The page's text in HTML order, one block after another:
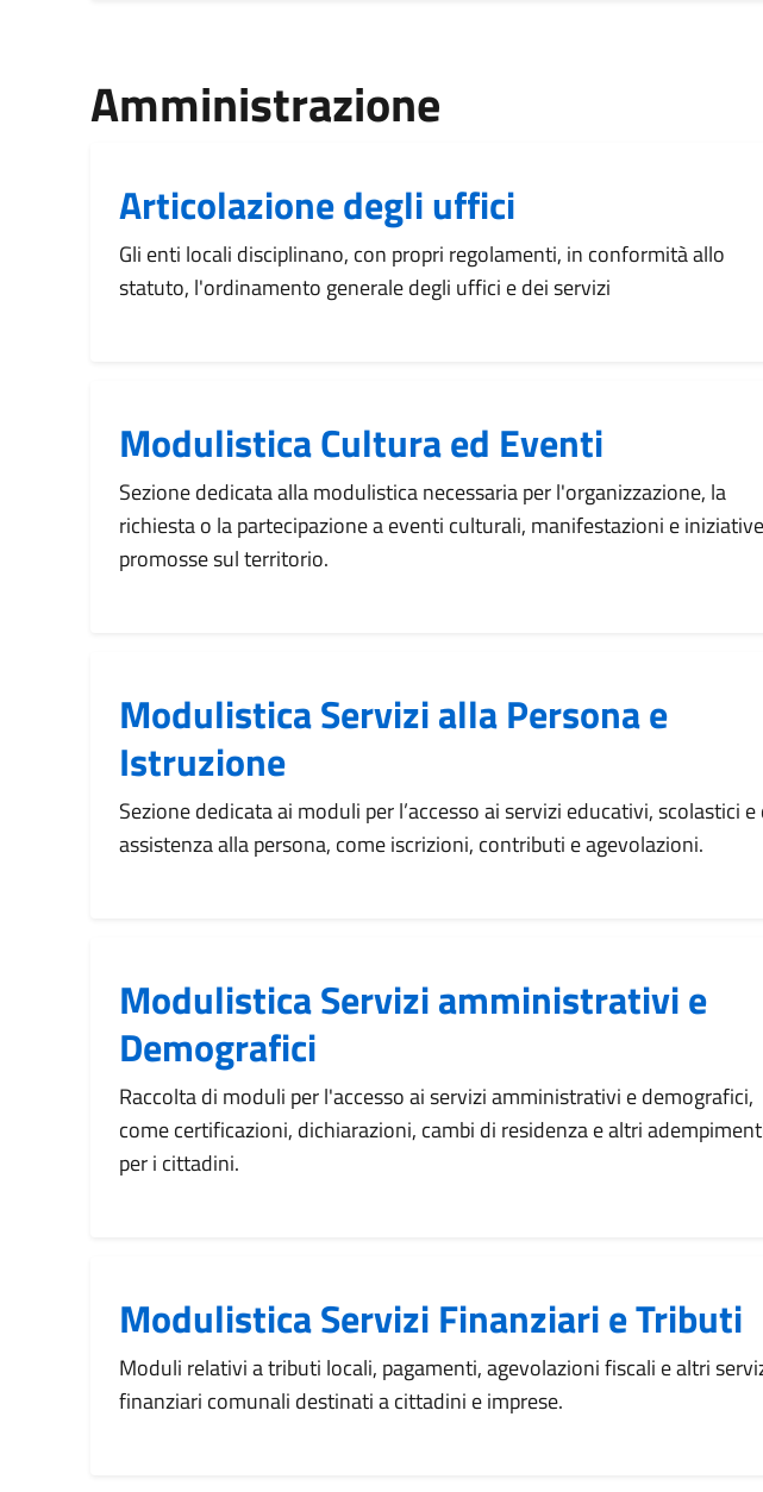
Amministrazione
Articolazione degli uffici
Gli enti locali disciplinano, con propri regolamenti, in conformità allo
statuto, l'ordinamento generale degli uffici e dei servizi
Modulistica Cultura ed Eventi
Sezione dedicata alla modulistica necessaria per l'organizzazione, la
richiesta o la partecipazione a eventi culturali, manifestazioni e iniziative
promosse sul territorio.
Modulistica Servizi alla Persona e
Istruzione
Sezione dedicata ai moduli per l’accesso ai servizi educativi, scolastici e
assistenza alla persona, come iscrizioni, contributi e agevolazioni.
Modulistica Servizi amministrativi e
Demografici
Raccolta di moduli per l'accesso ai servizi amministrativi e demografici,
come certificazioni, dichiarazioni, cambi di residenza e altri
per i cittadini.
Modulistica Servizi Finanziari e Tributi
Moduli relativi a tributi locali, pagamenti, agevolazioni fiscali e altri
finanziari comunali destinati a cittadini e imprese.